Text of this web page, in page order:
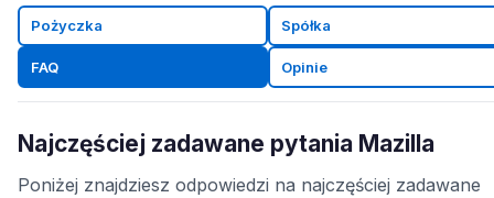
Pożyczka Spółka
FAQ Opinie
Najczęściej zadawane pytania Mazilla
Poniżej znajdziesz odpowiedzi na najczęściej zadawane